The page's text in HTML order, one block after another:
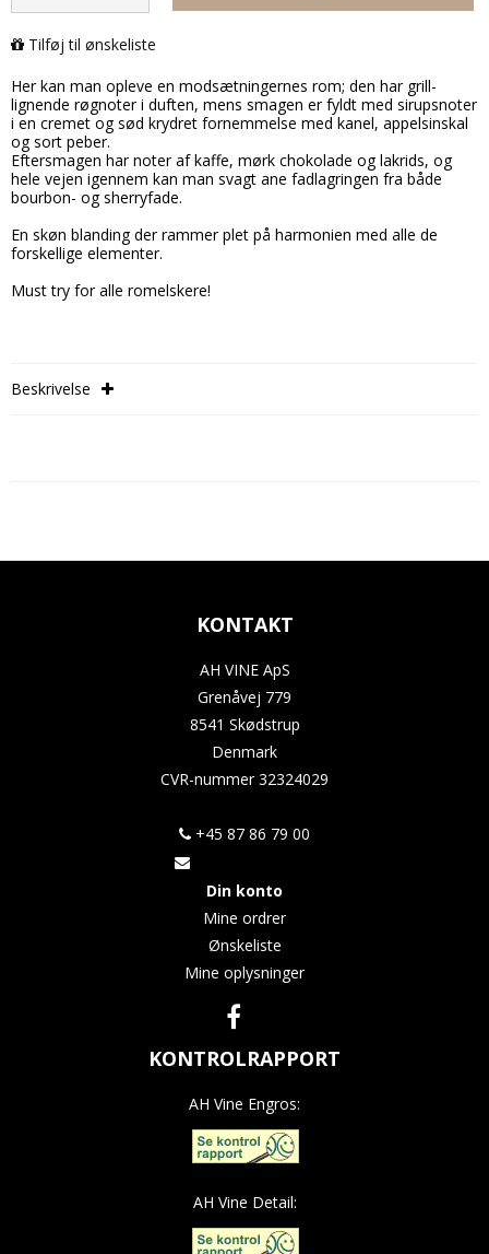
Tilføj til ønskeliste
Her kan man opleve en modsætningernes rom; den har grill-
lignende røgnoter i duften, mens smagen er fyldt med sirupsnoter
i en cremet og sød krydret fornemmelse med kanel, appelsinskal
og sort peber.
Eftersmagen har noter af kaffe, mørk chokolade og lakrids, og
hele vejen igennem kan man svagt ane fadlagringen fra både
bourbon- og sherryfade.
En skøn blanding der rammer plet på harmonien med alle de
forskellige elementer.
Must try for alle romelskere!
Beskrivelse 
KONTAKT
AH VINE ApS
Grenåvej 779
8541 Skødstrup
Denmark
CVR-nummer32324029
+45 87 86 79 00
Din konto
Mine ordrer
Ønskeliste
Mine oplysninger
KONTROLRAPPORT
AH Vine Engros:
AH Vine Detail: